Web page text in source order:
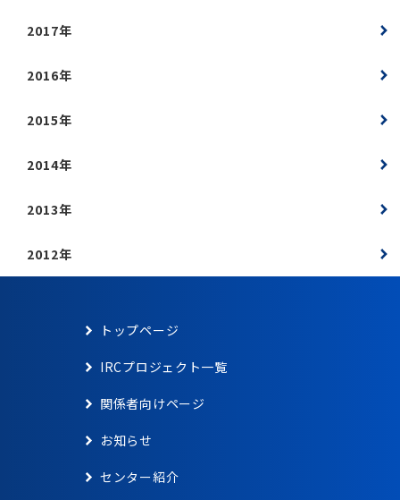
2017年
2016年
2015年
2014年
2013年
2012年
トップページ
IRCプロジェクト一覧
関係者向けページ
お知らせ
センター紹介